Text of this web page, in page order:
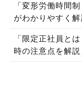
「変形労働時間
がわかりやすく
「限定正社員と
時の注意点を解